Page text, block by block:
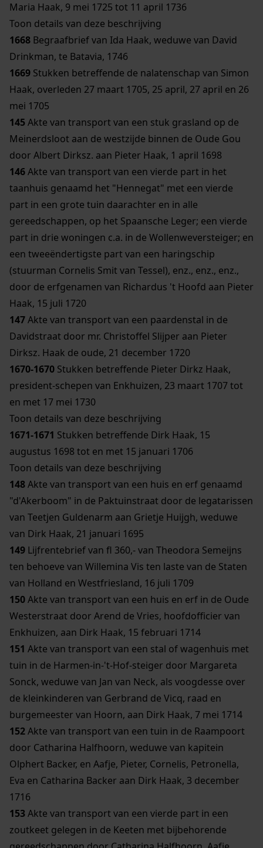
Maria Haak, 9 mei 1725 tot 11 april 1736
Toon details van deze beschrijving
1668 Begraafbrief van Ida Haak, weduwe van David
Drinkman, te Batavia, 1746
1669 Stukken betreffende de nalatenschap van Simon
Haak, overleden 27 maart 1705, 25 april, 27 april en 26
mei 1705
145Akte van transport van een stuk grasland op de
Meinerdsloot aan de westzijde binnen de Oude Gou
door Albert Dirksz. aan Pieter Haak, 1 april 1698
146Akte van transport van een vierde part in het
taanhuis genaamd het "Hennegat" met een vierde
part in een grote tuin daarachter en in alle
gereedschappen, op het Spaansche Leger; een vierde
part in drie woningen c.a. in de Wollenweversteiger; en
een tweeëndertigste part van een haringschip
(stuurman Cornelis Smit van Tessel), enz., enz., enz.,
door de erfgenamen van Richardus 't Hoofd aan Pieter
Haak, 15 juli 1720
147Akte van transport van een paardenstal in de
Davidstraat door mr. Christoffel Slijper aan Pieter
Dirksz. Haak de oude, 21 december 1720
1670-1670 Stukken betreffende Pieter Dirkz Haak,
president-schepen van Enkhuizen, 23 maart 1707 tot
en met 17 mei 1730
Toon details van deze beschrijving
1671-1671 Stukken betreffende Dirk Haak, 15
augustus 1698 tot en met 15 januari 1706
Toon details van deze beschrijving
148Akte van transport van een huis en erf genaamd
"d'Akerboom" in de Paktuinstraat door de legatarissen
van Teetjen Guldenarm aan Grietje Huijgh, weduwe
van Dirk Haak, 21 januari 1695
149 Lijfrentebrief van fl 360,- van Theodora Semeijns
ten behoeve van Willemina Vis ten laste van de Staten
van Holland en Westfriesland, 16 juli 1709
150Akte van transport van een huis en erf in de Oude
Westerstraat door Arend de Vries, hoofdofficier van
Enkhuizen, aan Dirk Haak, 15 februari 1714
151 Akte van transport van een stal of wagenhuis met
tuin in de Harmen-in-'t-Hof-steiger door Margareta
Sonck, weduwe van Jan van Neck, als voogdesse over
de kleinkinderen van Gerbrand de Vicq, raad en
burgemeester van Hoorn, aan Dirk Haak, 7 mei 1714
152Akte van transport van een tuin in de Raampoort
door Catharina Halfhoorn, weduwe van kapitein
Olphert Backer, en Aafje, Pieter, Cornelis, Petronella,
Eva en Catharina Backer aan Dirk Haak, 3 december
1716
153Akte van transport van een vierde part in een
zoutkeet gelegen in de Keeten met bijbehorende